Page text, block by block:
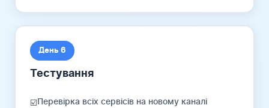
День 6
Тестування
☑️Перевірка всіх сервісів на новому каналі